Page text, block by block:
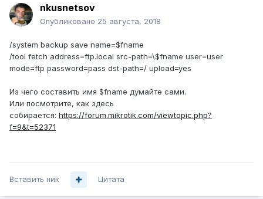
nkusnetsov
Опубликовано 25 августа, 2018
/system backup save name=$fname
/tool fetch address=ftp.local src-path=\$fname user=user
mode=ftp password=pass dst-path=/ upload=yes
Из чего составить имя $fname думайте сами.
Или посмотрите, как здесь
собирается: https://forum.mikrotik.com/viewtopic.php?
f=9&t=52371
Вставить ник Цитата